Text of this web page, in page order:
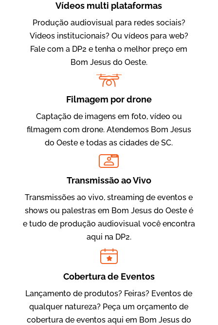
Amigo Edu
Evolucional
Vídeos para Treinamentos
IBCC
Vídeo Institucional
Vídeos multi plataformas
Produção audiovisual para redes sociais?
Videos institucionais? Ou vídeos para web?
Fale com a DP2 e tenha o melhor preço em
Bom Jesus do Oeste.
Filmagem por drone
Captação de imagens em foto, vídeo ou
filmagem com drone. Atendemos Bom Jesus
do Oeste e todas as cidades de SC.
LIVE
Transmissão ao Vivo
Transmissões ao vivo, streaming de eventos e
shows ou palestras em Bom Jesus do Oeste é
e tudo de produção audiovisual você encontra
aqui na DP2.
Cobertura de Eventos
Lançamento de produtos? Feiras? Eventos de
qualquer natureza? Peça um orçamento de
cobertura de eventos aqui em Bom Jesus do